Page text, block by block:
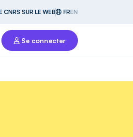
CNRS SUR LE WEB FREN
Se connecter